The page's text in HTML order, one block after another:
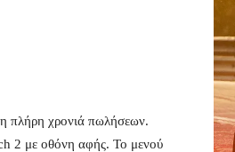
πλήρη χρονιά πωλήσεων.
2 με οθόνη αφής. Το μενού